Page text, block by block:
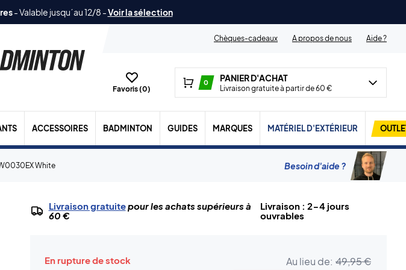
-Valable jusqu´au 12/8 -Voir la sélection
Chèques-cadeaux
A propos de nous Aide ?
Favoris (0)
0 PANIER D'ACHAT
Livraison gratuite à partir de 60 €
ACCESSOIRES BADMINTON GUIDES MARQUES MATÉRIEL D'EXTÉRIEUR
White Besoin d'aide ?
Livraison gratuitepour les achats supérieurs à
60 €
Livraison : 2-4 jours
ouvrables
En rupture de stock Au lieu de: 49,95 €